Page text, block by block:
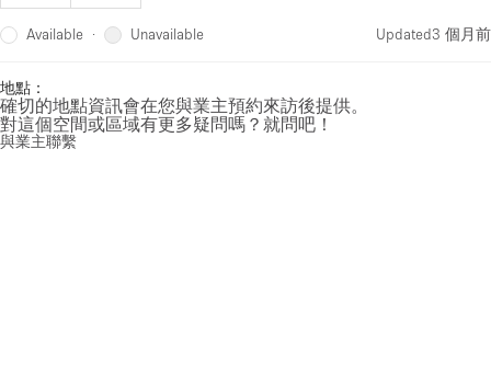
Available · Unavailable Updated3 個月前
地點：
確切的地點資訊會在您與業主預約來訪後提供。
對這個空間或區域有更多疑問嗎？就問吧！
與業主聯繫